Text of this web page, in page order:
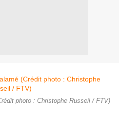
photo : Christophe Russeil / FTV)